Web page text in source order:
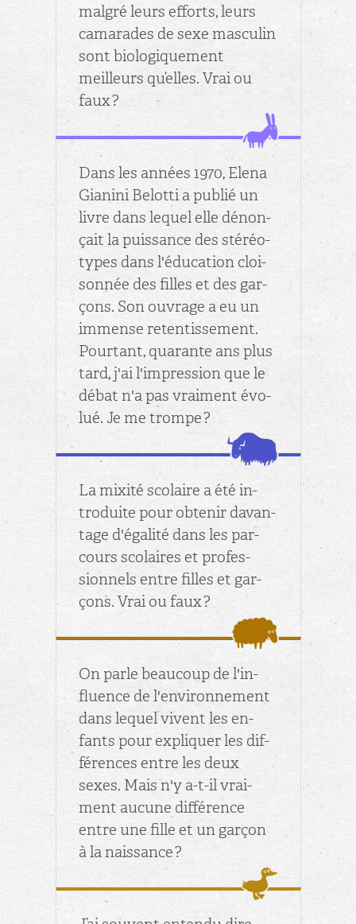
mal­gré leurs ef­forts, leurs
ca­ma­rades de sexe mas­cu­lin
sont bio­lo­gi­que­ment
meilleurs qu’elles. Vrai ou
faux ?
Dans les an­nées 1970, Elena
Gia­nini Be­lotti a pu­blié un
livre dans le­quel elle dé­non­
çait la puis­sance des sté­réo­
types dans l'édu­ca­tion cloi­
son­née des filles et des gar­
çons. Son ou­vrage a eu un
im­mense re­ten­tis­se­ment.
Pour­tant, qua­rante ans plus
tard, j'ai l'im­pres­sion que le
débat n'a pas vrai­ment évo­
lué. Je me trompe ?
La mixité sco­laire a été in­
tro­duite pour ob­te­nir da­van­
tage d'éga­lité dans les par­
cours sco­laires et pro­fes­
sion­nels entre filles et gar­
çons. Vrai ou faux ?
On parle beau­coup de l'in­
fluence de l'en­vi­ron­ne­ment
dans le­quel vivent les en­
fants pour ex­pli­quer les dif­
fé­rences entre les deux
sexes. Mais n'y a-t-il vrai­
ment au­cune dif­fé­rence
entre une fille et un gar­çon
à la nais­sance ?